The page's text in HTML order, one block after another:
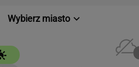
Wybierz miasto